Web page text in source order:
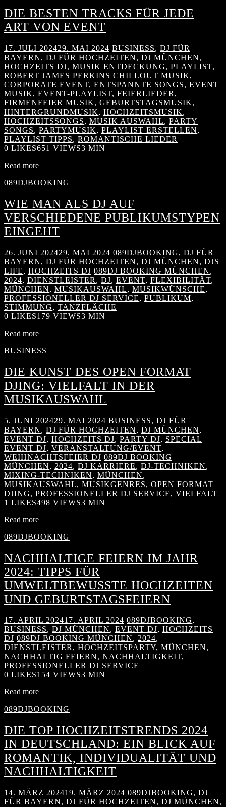
DIE BESTEN TRACKS FÜR JEDE
ART VON EVENT
17. JULI 202429. MAI 2024 BUSINESS, DJ FÜR
BAYERN, DJ FÜR HOCHZEITEN, DJ MÜNCHEN,
HOCHZEITS DJ, MUSIK ENTDECKUNG, PLAYLIST,
ROBERT JAMES PERKINS CHILLOUT MUSIK,
CORPORATE EVENT, ENTSPANNTE SONGS, EVENT
MUSIK, EVENT-PLAYLIST, FEIERLIEDER ,
FIRMENFEIER MUSIK, GEBURTSTAGSMUSIK,
HINTERGRUNDMUSIK, HOCHZEITSMUSIK,
HOCHZEITSSONGS, MUSIK AUSWAHL, PARTY
SONGS, PARTYMUSIK, PLAYLIST ERSTELLEN,
PLAYLIST TIPPS, ROMANTISCHE LIEDER
0 LIKES651 VIEWS3 MIN
Read more
089DJBOOKING
WIE MAN ALS DJ AUF
VERSCHIEDENE PUBLIKUMSTYPEN
EINGEHT
26. JUNI 202429. MAI 2024 089DJBOOKING, DJ FÜR
BAYERN, DJ FÜR HOCHZEITEN, DJ MÜNCHEN, DJS
LIFE, HOCHZEITS DJ 089DJ BOOKING MÜNCHEN,
2024, DIENSTLEISTER , DJ, EVENT, FLEXIBILITÄT,
MÜNCHEN, MUSIKAUSWAHL, MUSIKWÜNSCHE,
PROFESSIONELLER DJ SERVICE, PUBLIKUM,
STIMMUNG, TANZFLÄCHE
0 LIKES179 VIEWS3 MIN
Read more
BUSINESS
DIE KUNST DES OPEN FORMAT
DJING: VIELFALT IN DER
MUSIKAUSWAHL
5. JUNI 202429. MAI 2024 BUSINESS, DJ FÜR
BAYERN, DJ FÜR HOCHZEITEN, DJ MÜNCHEN,
EVENT DJ, HOCHZEITS DJ, PARTY DJ, SPECIAL
EVENT DJ, VERANSTALTUNG/EVENT,
WEIHNACHTSFEIER DJ 089DJ BOOKING
MÜNCHEN, 2024, DJ KARRIERE, DJ-TECHNIKEN,
MIXING-TECHNIKEN, MÜNCHEN,
MUSIKAUSWAHL, MUSIKGENRES, OPEN FORMAT
DJING, PROFESSIONELLER DJ SERVICE, VIELFALT
1 LIKES498 VIEWS3 MIN
Read more
089DJBOOKING
NACHHALTIGE FEIERN IM JAHR
2024: TIPPS FÜR
UMWELTBEWUSSTE HOCHZEITEN
UND GEBURTSTAGSFEIERN
17. APRIL 202417. APRIL 2024 089DJBOOKING,
BUSINESS, DJ MÜNCHEN, EVENT DJ, HOCHZEITS
DJ 089DJ BOOKING MÜNCHEN, 2024,
DIENSTLEISTER, HOCHZEITSPARTY, MÜNCHEN,
NACHHALTIG FEIERN, NACHHALTIGKEIT,
PROFESSIONELLER DJ SERVICE
0 LIKES154 VIEWS3 MIN
Read more
089DJBOOKING
DIE TOP HOCHZEITSTRENDS 2024
IN DEUTSCHLAND: EIN BLICK AUF
ROMANTIK, INDIVIDUALITÄT UND
NACHHALTIGKEIT
14. MÄRZ 202419. MÄRZ 2024 089DJBOOKING, DJ
FÜR BAYERN, DJ FÜR HOCHZEITEN, DJ MÜNCHEN,